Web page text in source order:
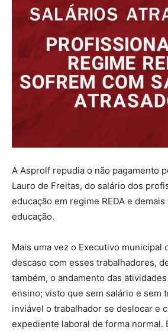
A Asprolf repudia o não pagamento
Lauro de Freitas, do salário dos
educação em regime REDA e
educação.
Mais uma vez o Executivo municipal
descaso com esses trabalhadores,
também, o andamento das
ensino; visto que sem salário e sem
inviável o trabalhador se deslocar e
expediente laboral de forma normal.